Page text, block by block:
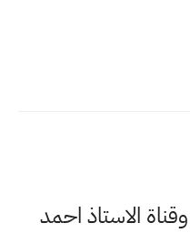
الاستاذ احمد